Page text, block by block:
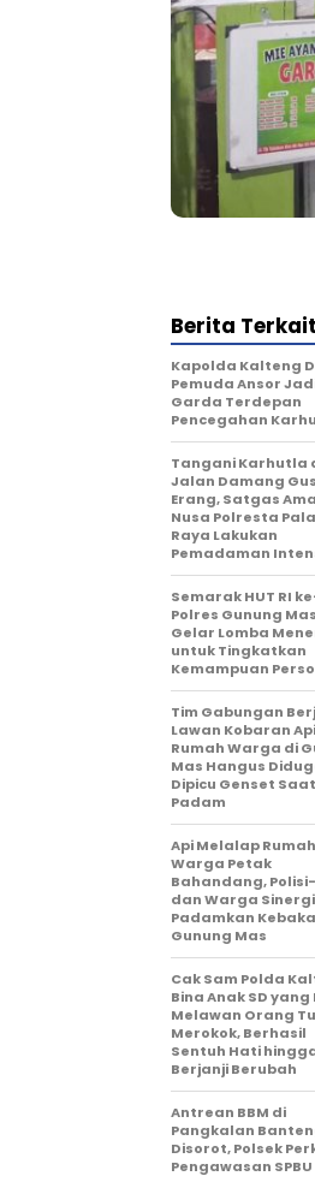
Berita Terkait
Kapolda Kalteng
Pemuda Ansor
Garda Terdepan
Pencegahan
Tangani Karhutla
Jalan Damang
Erang, Satgas
Nusa Polresta
Raya Lakukan
Pemadaman
Semarak HUT RI
Polres Gunung Mas
Gelar Lomba
untuk Tingkatkan
Kemampuan
Tim Gabungan
Lawan Kobaran
Rumah Warga di
Mas Hangus
Dipicu Genset Saat
Padam
Api Melalap Rumah
Warga Petak
Bahandang,
dan Warga Sinergi
Padamkan
Gunung Mas
Cak Sam Polda
Bina Anak SD
Melawan Orang
Merokok, Berhasil
Sentuh Hati
Berjanji Berubah
Antrean BBM di
Pangkalan
Disorot, Polsek
Pengawasan SPBU